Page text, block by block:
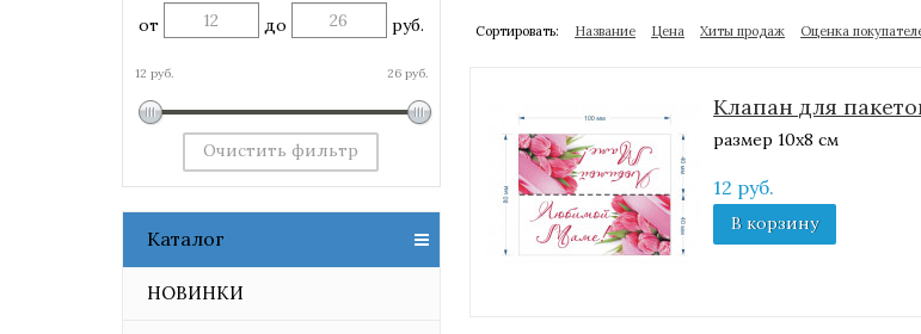
от до руб.
12 руб. 26 руб.
Очистить фильтр
Каталог
НОВИНКИ
Сортировать: Название Цена Хиты продаж Оценка
Клапан для
размер 10х8 см
12 руб.
В корзину